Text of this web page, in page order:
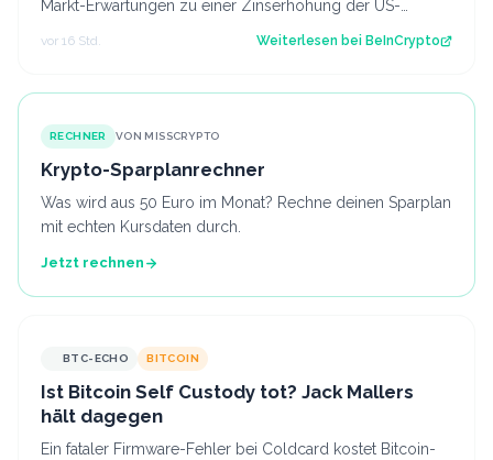
Markt-Erwartungen zu einer Zinserhöhung der US-
vor 16 Std. Weiterlesen bei BeInCrypto
RECHNER VON MISSCRYPTO
Krypto-Sparplanrechner
Was wird aus 50 Euro im Monat? Rechne deinen Sparplan
mit echten Kursdaten durch.
Jetzt rechnen
BTC-ECHO BITCOIN
Ist Bitcoin Self Custody tot? Jack Mallers
hält dagegen
Ein fataler Firmware-Fehler bei Coldcard kostet Bitcoin-